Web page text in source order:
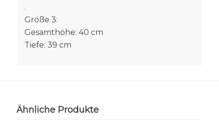
.
Größe 3:
Gesamthöhe: 40 cm
Tiefe: 39 cm
Ähnliche Produkte